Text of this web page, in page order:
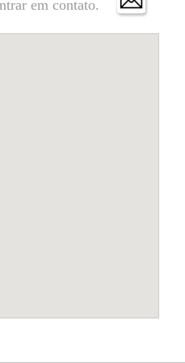
em contato.